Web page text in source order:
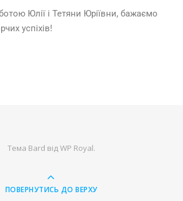
Юлії і Тетяни Юріївни, бажаємо
успіхів!
Тема Bard відWP Royal.
ПОВЕРНУТИСЬ ДО ВЕРХУ